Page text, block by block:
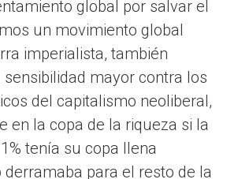
global por salvar el
un movimiento global
imperialista, también
mayor contra los
del capitalismo neoliberal,
en la copa de la riqueza si la
tenía su copa llena
derramaba para el resto de la